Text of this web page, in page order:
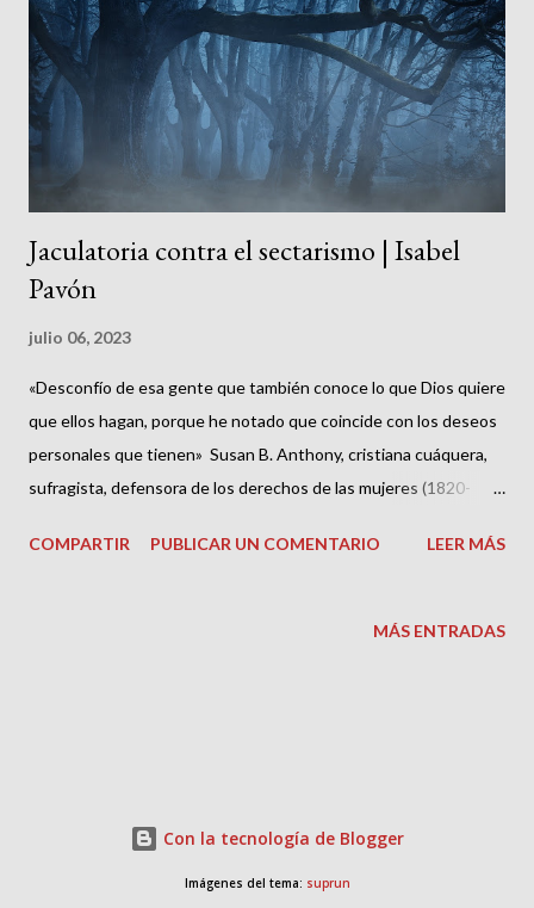
las claves de las escrituras de sus libros, rastrear la trayectoria
histórica de Israel entre las grandes potencias de Egipto y
Mesopotamia, trazar el recorrido de la religión de Israel hasta la
consolidación del monoteísmo y e...
Jaculatoria contra el sectarismo | Isabel
Pavón
julio 06, 2023
«Desconfío de esa gente que también conoce lo que Dios quiere
que ellos hagan, porque he notado que coincide con los deseos
personales que tienen» Susan B. Anthony, cristiana cuáquera,
sufragista, defensora de los derechos de las mujeres (1820-
protagonismo, mentes fatuas, fracasados sin cabida en otros
alaben, les rían las gracias, agachen la cabeza en señal de
libertad, la confianza, la fe. Esto nada tiene que ver con el
evangelio, las buenas noticias de Cristo. No piden opinión, no
consultan con los miembros. No sirven, son servidos, de ahí que
COMPARTIR PUBLICAR UN COMENTARIO LEER MÁS
MÁS ENTRADAS
Con la tecnología de Blogger
Imágenes del tema: suprun